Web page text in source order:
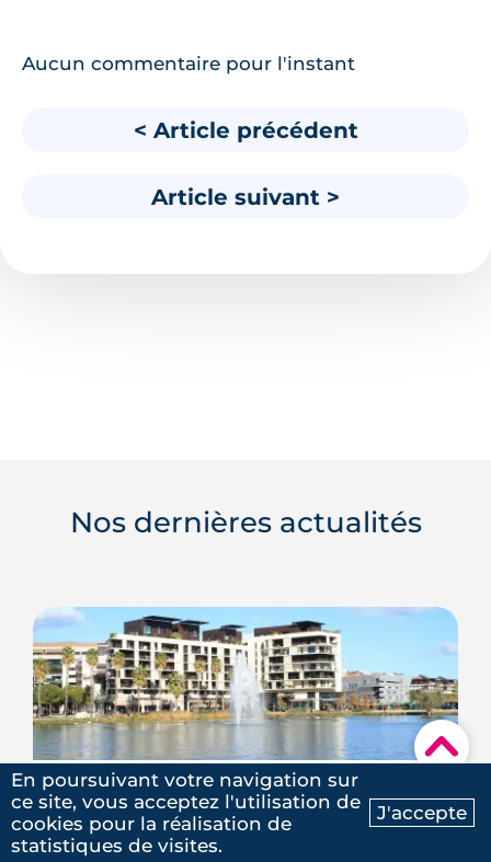
Ma recherche Contactez-nous
▾
Aucun commentaire pour l'instant
< Article précédent
Article suivant >
Nos dernières actualités
ZAC de l’Union à Port
Marianne : le prochain grand
En poursuivant votre navigation sur
ce site, vous acceptez l'utilisation de
cookies pour la réalisation de
statistiques de visites.
J'accepte